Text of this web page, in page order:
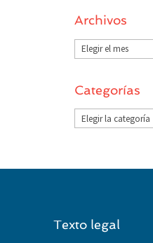
Archivos
Archivos
Categorías
Categorías
Texto legal